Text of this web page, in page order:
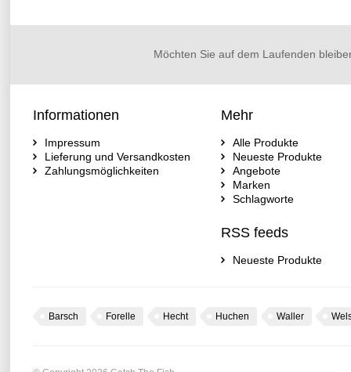
Möchten Sie auf dem Laufenden
Informationen
Impressum
Lieferung und Versandkosten
Zahlungsmöglichkeiten
Mehr
Alle Produkte
Neueste Produkte
Angebote
Marken
Schlagworte
RSS feeds
Neueste Produkte
Barsch Forelle Hecht Huchen Waller